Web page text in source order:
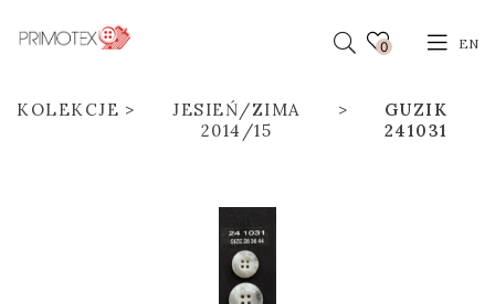
0 EN
KOLEKCJE
JESIEŃ/ZIMA
2014/15
GUZIK
241031